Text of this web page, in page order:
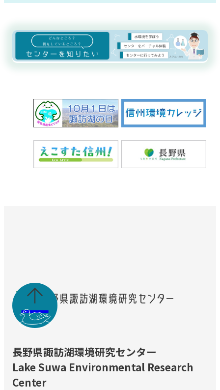

長野県諏訪湖環境研究センター
Lake Suwa Environmental Research
Center